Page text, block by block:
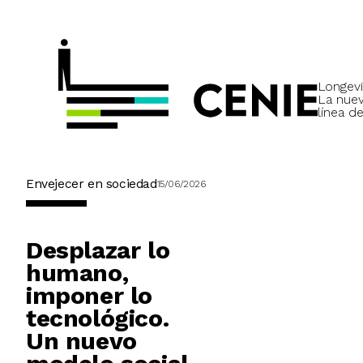
La
línea
Envejecer en sociedad15/06/2026
Desplazar lo
humano,
imponer lo
tecnológico.
Un nuevo